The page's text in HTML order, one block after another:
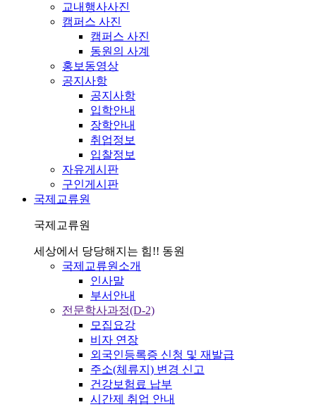
교내행사사진
캠퍼스 사진
캠퍼스 사진
동원의 사계
홍보동영상
공지사항
공지사항
입학안내
장학안내
취업정보
입찰정보
자유게시판
구인게시판
국제교류원
국제교류원
세상에서 당당해지는 힘!! 동원
국제교류원소개
인사말
부서안내
전문학사과정(D-2)
모집요강
비자 연장
외국인등록증 신청 및 재발급
주소(체류지) 변경 신고
건강보험료 납부
시간제 취업 안내